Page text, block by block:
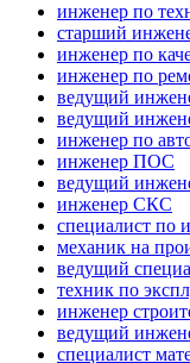
инженер по
старший
инженер по
инженер по
ведущий
ведущий
инженер по
инженер ПОС
ведущий
инженер СКС
специалист по
механик на
ведущий
техник по
инженер
ведущий
специалист